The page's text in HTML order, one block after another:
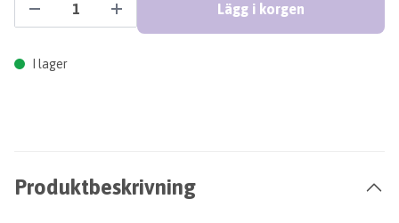
Lägg i korgen
I lager
Produktbeskrivning